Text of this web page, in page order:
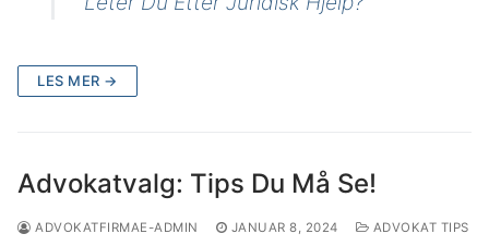
LES MER →
Advokatvalg: Tips Du Må Se!
ADVOKATFIRMAE-ADMIN JANUAR 8, 2024 ADVOKAT TIPS